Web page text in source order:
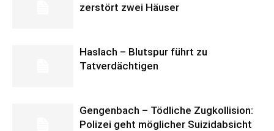
zerstört zwei Häuser
Haslach – Blutspur führt zu
Tatverdächtigen
Gengenbach – Tödliche Zugkollision:
Polizei geht möglicher Suizidabsicht